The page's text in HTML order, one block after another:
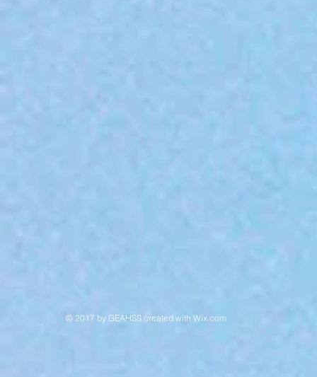
© 2017 by GEAHSS created with Wix.com